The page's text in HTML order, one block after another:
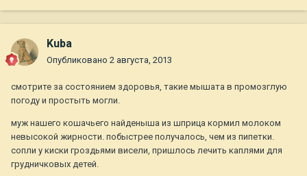
Kuba
Опубликовано 2 августа, 2013
смотрите за состоянием здоровья, такие мышата в промозглую
погоду и простыть могли.
муж нашего кошачьего найденыша из шприца кормил молоком
невысокой жирности. побыстрее получалось, чем из пипетки.
сопли у киски гроздьями висели, пришлось лечить каплями для
грудничковых детей.